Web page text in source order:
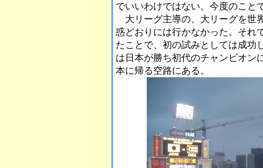
でいいわけではない。今度のこと
大リーグ主導の、大リーグを世
惑どおりには行かなかった。それ
たことで、初の試みとしては成功
は日本が勝ち初代のチャンピオン
本に帰る空路にある。